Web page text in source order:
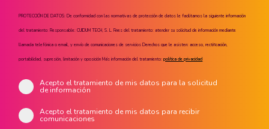
PROTECCIÓN DE DATOS: De conformidad con las normativas de protección de datos le facilitamos la siguiente información
del tratamiento: Responsable: CUIDUM TECH, S. L. Fines del tratamiento: atender su solicitud de información mediante
llamada telefónica o email, y envío de comunicaciones de servicios Derechos que le asisten: acceso, rectificación,
portabilidad, supresión, limitación y oposición Más información del tratamiento:política de privacidad
Acepto el tratamiento de mis datos para la solicitud
de información
Acepto el tratamiento de mis datos para recibir
comunicaciones